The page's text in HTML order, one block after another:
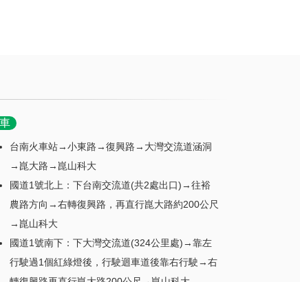
台南火車站→小東路→復興路→大灣交流道涵洞
→崑大路→崑山科大
國道1號北上：下台南交流道(共2處出口)→往裕
農路方向→右轉復興路，再直行崑大路約200公尺
→崑山科大
國道1號南下：下大灣交流道(324公里處)→靠左
行駛過1個紅綠燈後，行駛迴車道後靠右行駛→右